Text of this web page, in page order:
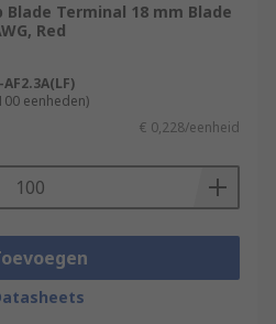
Blade Terminal 18 mm Blade
Red
AF2.3A(LF)
eenheden)
€ 0,228/eenheid